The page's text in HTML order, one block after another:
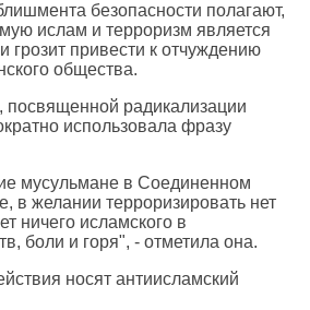
безопасности полагают,
ислам и терроризм является
грозит привести к отчуждению
общества.
посвященной радикализации
использовала фразу
мусульмане в Соединенном
в желании терроризировать нет
ничего исламского в
боли и горя", - отметила она.
носят антиисламский